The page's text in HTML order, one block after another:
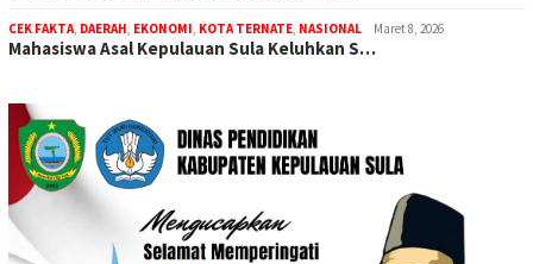
CEK FAKTA, DAERAH, EKONOMI, KOTA TERNATE, NASIONAL Maret 8, 2026
Mahasiswa Asal Kepulauan Sula Keluhkan S…